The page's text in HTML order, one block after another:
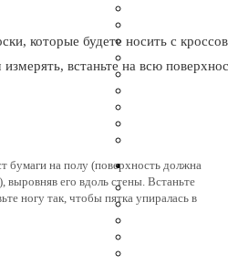
которые будете носить с
встаньте на всю
бумаги на полу (поверхность должна
выровняв его вдоль стены. Встаньте
ногу так, чтобы пятка упиралась в